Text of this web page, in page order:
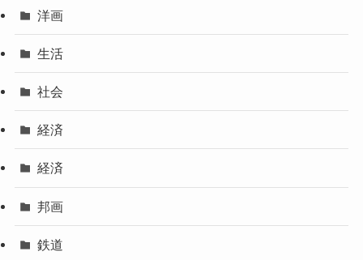
洋画
生活
社会
経済
経済
邦画
鉄道